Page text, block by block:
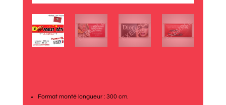
Format monté longueur : 300 cm.